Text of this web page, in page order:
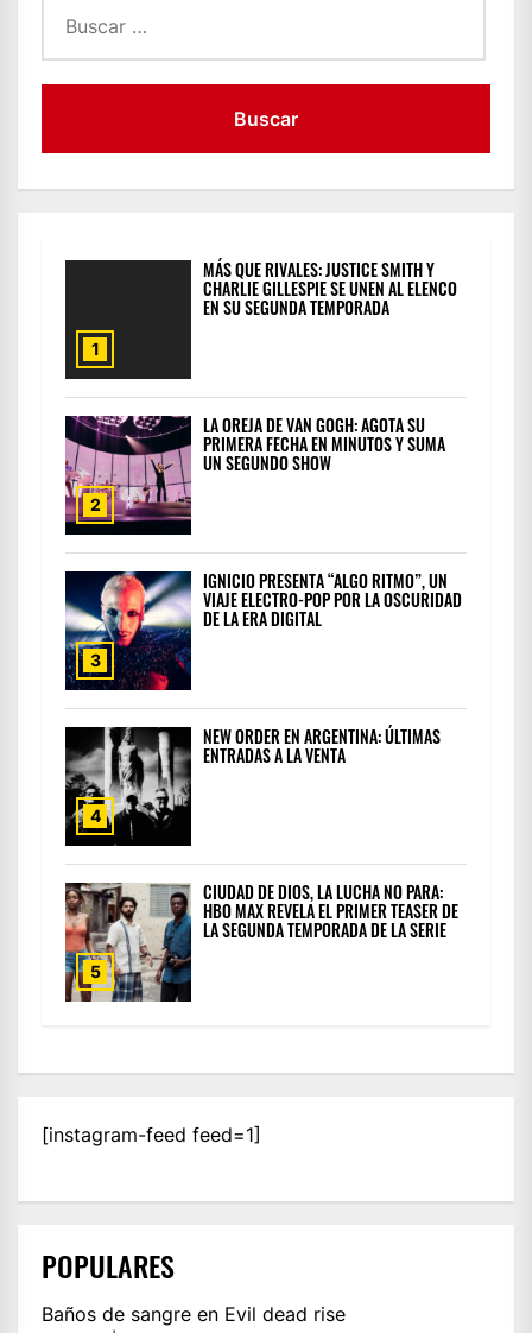
1
MÁS QUE RIVALES: JUSTICE SMITH Y
CHARLIE GILLESPIE SE UNEN AL ELENCO
EN SU SEGUNDA TEMPORADA
2
LA OREJA DE VAN GOGH: AGOTA SU
PRIMERA FECHA EN MINUTOS Y SUMA
UN SEGUNDO SHOW
3
IGNICIO PRESENTA “ALGO RITMO”, UN
VIAJE ELECTRO-POP POR LA OSCURIDAD
DE LA ERA DIGITAL
4
NEW ORDER EN ARGENTINA: ÚLTIMAS
ENTRADAS A LA VENTA
5
CIUDAD DE DIOS, LA LUCHA NO PARA:
HBO MAX REVELA EL PRIMER TEASER DE
LA SEGUNDA TEMPORADA DE LA SERIE
[instagram-feed feed=1]
POPULARES
Baños de sangre en Evil dead rise